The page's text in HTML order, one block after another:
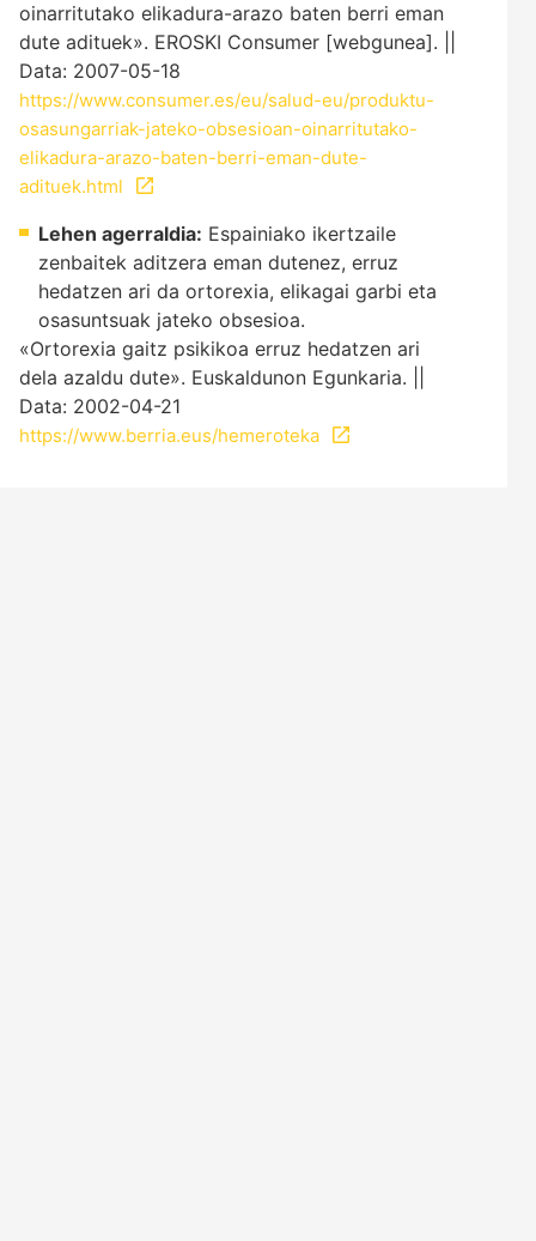
oinarritutako elikadura-arazo baten berri eman
dute adituek». EROSKI Consumer [webgunea]. ||
Data: 2007-05-18
https://www.consumer.es/eu/salud-eu/produktu-
osasungarriak-jateko-obsesioan-oinarritutako-
elikadura-arazo-baten-berri-eman-dute-
adituek.html
Lehen agerraldia: Espainiako ikertzaile
zenbaitek aditzera eman dutenez, erruz
hedatzen ari da ortorexia, elikagai garbi eta
osasuntsuak jateko obsesioa.
«Ortorexia gaitz psikikoa erruz hedatzen ari
dela azaldu dute». Euskaldunon Egunkaria. ||
Data: 2002-04-21
https://www.berria.eus/hemeroteka